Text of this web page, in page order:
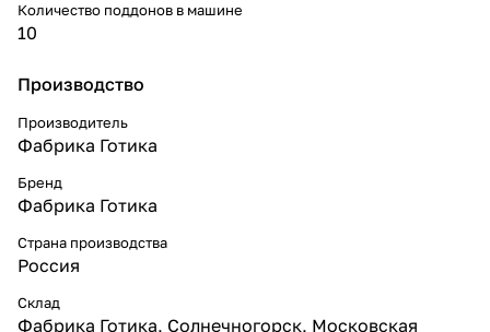
Количество поддонов в машине
10
Производство
Производитель
Фабрика Готика
Бренд
Фабрика Готика
Страна производства
Россия
Склад
Фабрика Готика, Солнечногорск, Московская